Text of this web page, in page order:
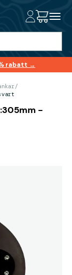
rabatt →
/
-